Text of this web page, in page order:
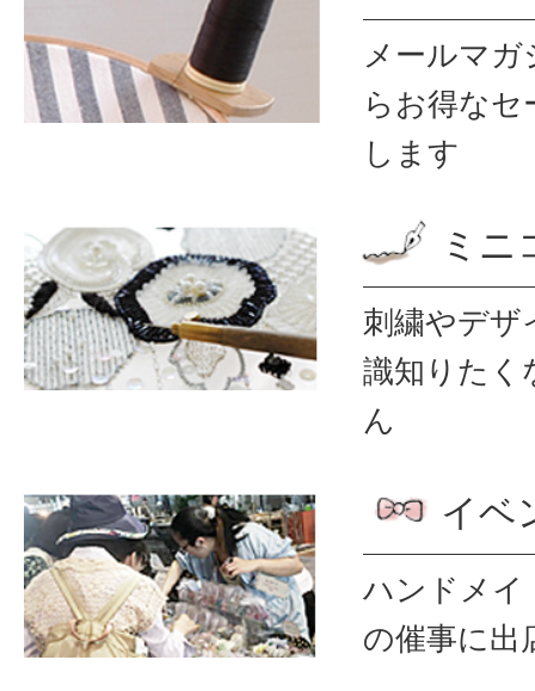
メールマ
ら お得なセ
します
ミニ
刺繍やデザ
識知りたく
ん
イベ
ハンドメイ
の催事に出